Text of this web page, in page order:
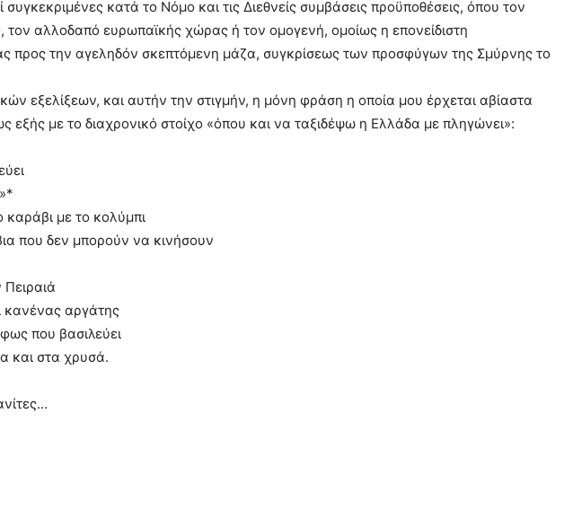
κατά το Νόμο και τις Διεθνείς συμβάσεις προϋποθέσεις, όπου τον
αλλοδαπό ευρωπαϊκής χώρας ή τον ομογενή, ομοίως η επονείδιστη
προς την αγεληδόν σκεπτόμενη μάζα, συγκρίσεως των προσφύγων της Σμύρνης το
εξελίξεων, και αυτήν την στιγμήν, η μόνη φράση η οποία μου έρχεται αβίαστα
εξής με το διαχρονικό στοίχο «όπου και να ταξιδέψω η Ελλάδα με πληγώνει»:
καράβι με το κολύμπι
που δεν μπορούν να κινήσουν
κανένας αργάτης
που βασιλεύει
και στα χρυσά.